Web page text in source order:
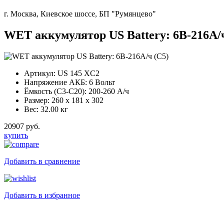
г. Москва, Киевское шоссе, БП "Румянцево"
WET аккумулятор US Battery: 6В-
Артикул: US 145 XC2
Напряжение АКБ: 6 Вольт
Ёмкость (С3-С20): 200-260 А/ч
Размер: 260 x 181 x 302
Вес: 32.00 кг
20907 руб.
купить
Добавить в сравнение
Добавить в избранное